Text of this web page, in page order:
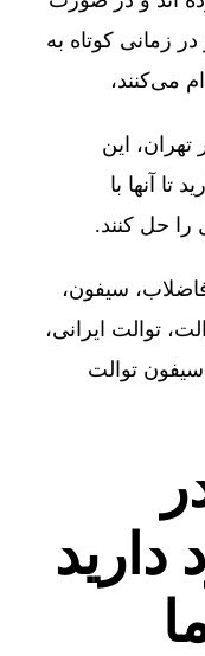
زمانی کوتاه به
می‌کنند،
این
آنها با
حل کنند.
سیفون،
توالت ایرانی،
سیفون توالت